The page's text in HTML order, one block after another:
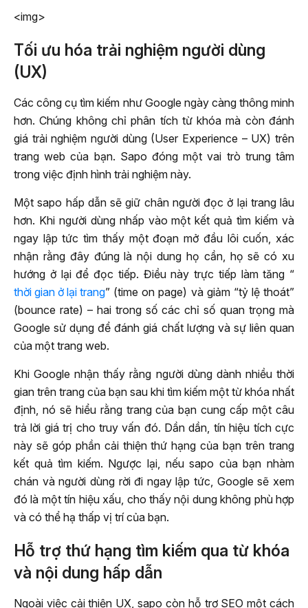
<img>
Tối ưu hóa trải nghiệm người dùng
(UX)
Các công cụ tìm kiếm như Google ngày càng thông minh
hơn. Chúng không chỉ phân tích từ khóa mà còn đánh
giá trải nghiệm người dùng (User Experience – UX) trên
trang web của bạn. Sapo đóng một vai trò trung tâm
trong việc định hình trải nghiệm này.
Một sapo hấp dẫn sẽ giữ chân người đọc ở lại trang lâu
hơn. Khi người dùng nhấp vào một kết quả tìm kiếm và
ngay lập tức tìm thấy một đoạn mở đầu lôi cuốn, xác
nhận rằng đây đúng là nội dung họ cần, họ sẽ có xu
hướng ở lại để đọc tiếp. Điều này trực tiếp làm tăng “
thời gian ở lại trang” (time on page) và giảm “tỷ lệ thoát”
(bounce rate) – hai trong số các chỉ số quan trọng mà
Google sử dụng để đánh giá chất lượng và sự liên quan
của một trang web.
Khi Google nhận thấy rằng người dùng dành nhiều thời
gian trên trang của bạn sau khi tìm kiếm một từ khóa nhất
định, nó sẽ hiểu rằng trang của bạn cung cấp một câu
trả lời giá trị cho truy vấn đó. Dần dần, tín hiệu tích cực
này sẽ góp phần cải thiện thứ hạng của bạn trên trang
kết quả tìm kiếm. Ngược lại, nếu sapo của bạn nhàm
chán và người dùng rời đi ngay lập tức, Google sẽ xem
đó là một tín hiệu xấu, cho thấy nội dung không phù hợp
và có thể hạ thấp vị trí của bạn.
Hỗ trợ thứ hạng tìm kiếm qua từ khóa
và nội dung hấp dẫn
Ngoài việc cải thiện UX, sapo còn hỗ trợ SEO một cách